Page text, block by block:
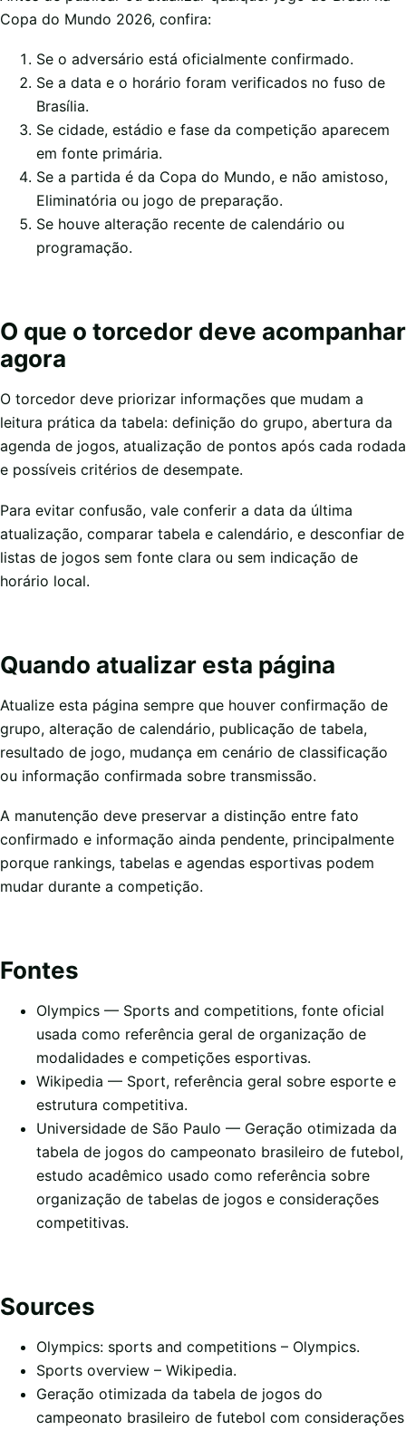
Copa do Mundo 2026, confira:
Se o adversário está oficialmente confirmado.
Se a data e o horário foram verificados no fuso de
Brasília.
Se cidade, estádio e fase da competição aparecem
em fonte primária.
Se a partida é da Copa do Mundo, e não amistoso,
Eliminatória ou jogo de preparação.
Se houve alteração recente de calendário ou
programação.
O que o torcedor deve acompanhar
agora
O torcedor deve priorizar informações que mudam a
leitura prática da tabela: definição do grupo, abertura da
agenda de jogos, atualização de pontos após cada rodada
e possíveis critérios de desempate.
Para evitar confusão, vale conferir a data da última
atualização, comparar tabela e calendário, e desconfiar de
listas de jogos sem fonte clara ou sem indicação de
horário local.
Quando atualizar esta página
Atualize esta página sempre que houver confirmação de
grupo, alteração de calendário, publicação de tabela,
resultado de jogo, mudança em cenário de classificação
ou informação confirmada sobre transmissão.
A manutenção deve preservar a distinção entre fato
confirmado e informação ainda pendente, principalmente
porque rankings, tabelas e agendas esportivas podem
mudar durante a competição.
Fontes
Olympics — Sports and competitions, fonte oficial
usada como referência geral de organização de
modalidades e competições esportivas.
Wikipedia — Sport, referência geral sobre esporte e
estrutura competitiva.
Universidade de São Paulo — Geração otimizada da
tabela de jogos do campeonato brasileiro de futebol,
estudo acadêmico usado como referência sobre
organização de tabelas de jogos e considerações
competitivas.
Sources
Olympics: sports and competitions – Olympics.
Sports overview – Wikipedia.
Geração otimizada da tabela de jogos do
campeonato brasileiro de futebol com considerações